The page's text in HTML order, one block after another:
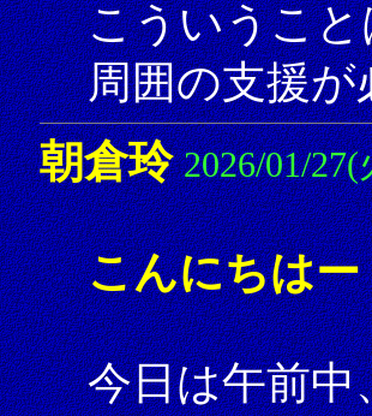
こういうこ
周囲の支援が
朝倉玲 2026/01/27(
こんにちは
今日は午前中